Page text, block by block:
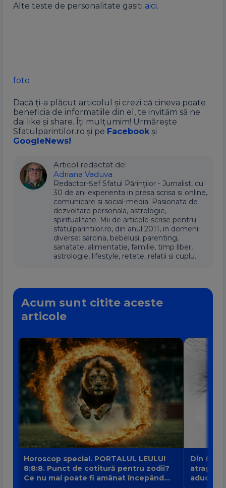
Alte teste de personalitate gasiti aici.
foto
Dacă ți-a plăcut articolul și crezi că cineva poate
beneficia de informatiile din el, te invităm să ne
dai like și share. Îți mulțumim! Urmărește
Sfatulparintilor.ro și pe Facebook și
GoogleNews!
Articol redactat de:
Adriana Vaduva
Redactor-Șef Sfatul Părinților - Jurnalist, cu
30 de ani experienta in presa scrisa si online,
comunicare si social-media. Pasionata de
dezvoltare personala, astrologie,
spiritualitate. Mii de articole scrise pentru
sfatulparintilor.ro, din anul 2011, in domenii
diverse: sarcina, bebelusi, parenting,
sanatate, alimentatie, familie, timp liber,
astrologie, lifestyle, retete, relatii si cuplu.
Acum sunt citite aceste
articole
Horoscop special. PORTALUL LEULUI
8:8:8. Punct de cotitură pentru zodii?
Ce nu mai poate fi amânat începând
Din 6
atrage
aduce